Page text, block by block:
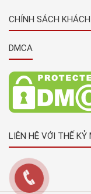
CHÍNH SÁCH
DMCA
LIÊN HỆ VỚI THẾ KỶ